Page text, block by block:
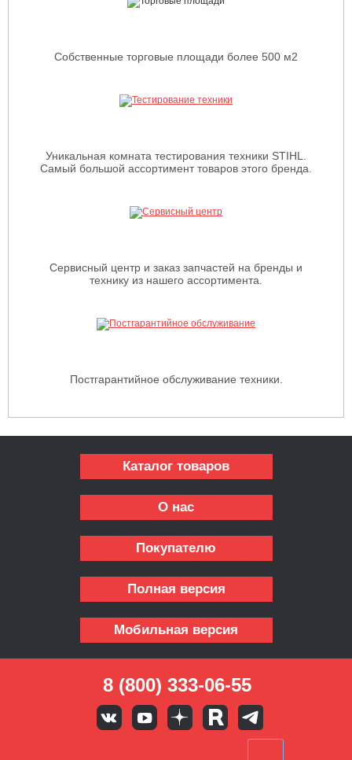
Собственные торговые площади более 500 м2
Уникальная комната тестирования техники STIHL.
Самый большой ассортимент товаров этого бренда.
Сервисный центр и заказ запчастей на бренды и
технику из нашего ассортимента.
Постгарантийное обслуживание техники.
Каталог товаров
О нас
Покупателю
Полная версия
Мобильная версия
8 (800) 333-06-55